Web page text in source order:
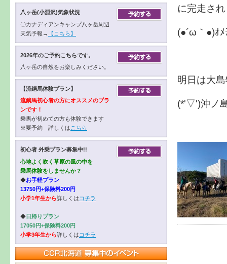
に完走さ
(●´ω｀●)ｵﾒ
明日は大
(*'▽')沖ノ
八ヶ岳(小淵沢)気象状況
〇カナディアンキャンプ八ヶ岳周辺
天気予報→
【こちら】
2026年のご予約こちらです。
八ヶ岳の自然をお楽しみください。
【流鏑馬体験プラン】
流鏑馬初心者の方にオススメのプラ
ンです！
乗馬が初めての方も体験できます
※要予約 詳しくは こちら
初心者 外乗プラン募集中!!
心地よく吹く草原の風の中を
乗馬体験をしませんか？
◆お手軽プラン
13750円+保険料200円
小学1年生から詳しくは コチラ
◆日帰りプラン
17050円+保険料200円
小学3年生から詳しくは コチラ